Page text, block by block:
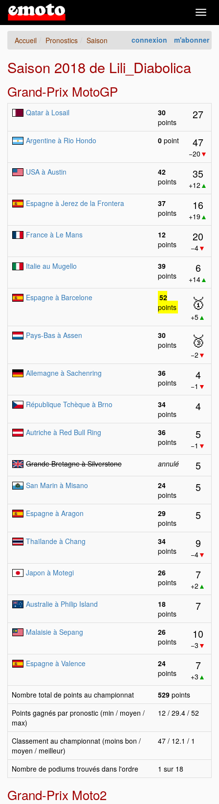
connexion m'abonner
Accueil Pronostics Saison
Saison 2018 de Lili_Diabolica
Grand-Prix MotoGP
Qatar à Losail
30
points
27
Argentine à Rio Hondo 0 point 47
−20 ▼
USA à Austin
42
points
35
+12 ▲
Espagne à Jerez de la Frontera
37
points
16
+19▲
France à Le Mans
12
points
20
−4▼
Italie au Mugello
39
points
6
+14▲
Espagne à Barcelone
52
points
🥇
+5▲
Pays-Bas à Assen
30
points
🥉
−2 ▼
Allemagne à Sachenring
36
points
4
−1 ▼
République Tchèque à Brno
34
points
4
Autriche à Red Bull Ring
36
points
5
−1 ▼
Grande Bretagne à Silverstone
annulé 5
San Marin à Misano
24
points
5
Espagne à Aragon
29
points
5
Thaïlande à Chang
34
points
9
−4▼
Japon à Motegi
26
points
7
+2 ▲
Australie à Philip Island
18
points
7
Malaisie à Sepang
26
points
10
−3 ▼
Espagne à Valence
24
points
7
+3 ▲
Nombre total de points au championnat
529 points
Points gagnés par pronostic (min / moyen /
max)
12 / 29.4 / 52
Classement au championnat (moins bon /
moyen / meilleur)
47 / 12.1 / 1
Nombre de podiums trouvés dans l'ordre 1 sur 18
Grand-Prix Moto2